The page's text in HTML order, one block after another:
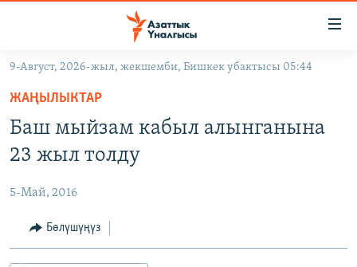
Навигацияга
өтүңүз
Издөөгө
салыңыз
ЭКОНОМИКА
МАДАНИЯТ
БОРБОР АЗИЯ
АТАЙЫН ИЛИКТӨӨ
ТВ ПРОГРАММАЛАР
9-Август, 2026-жыл, жекшемби, Бишкек убактысы 05:44
ЖАҢЫЛЫКТАР
Баш мыйзам кабыл алынганына
23 жыл толду
5-Май, 2016
Бөлүшүңүз